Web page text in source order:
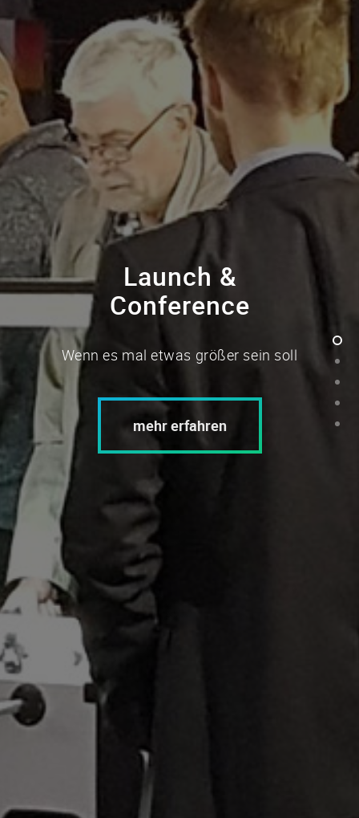
Launch &
Conference
Wenn es mal etwas größer sein soll
mehr erfahren